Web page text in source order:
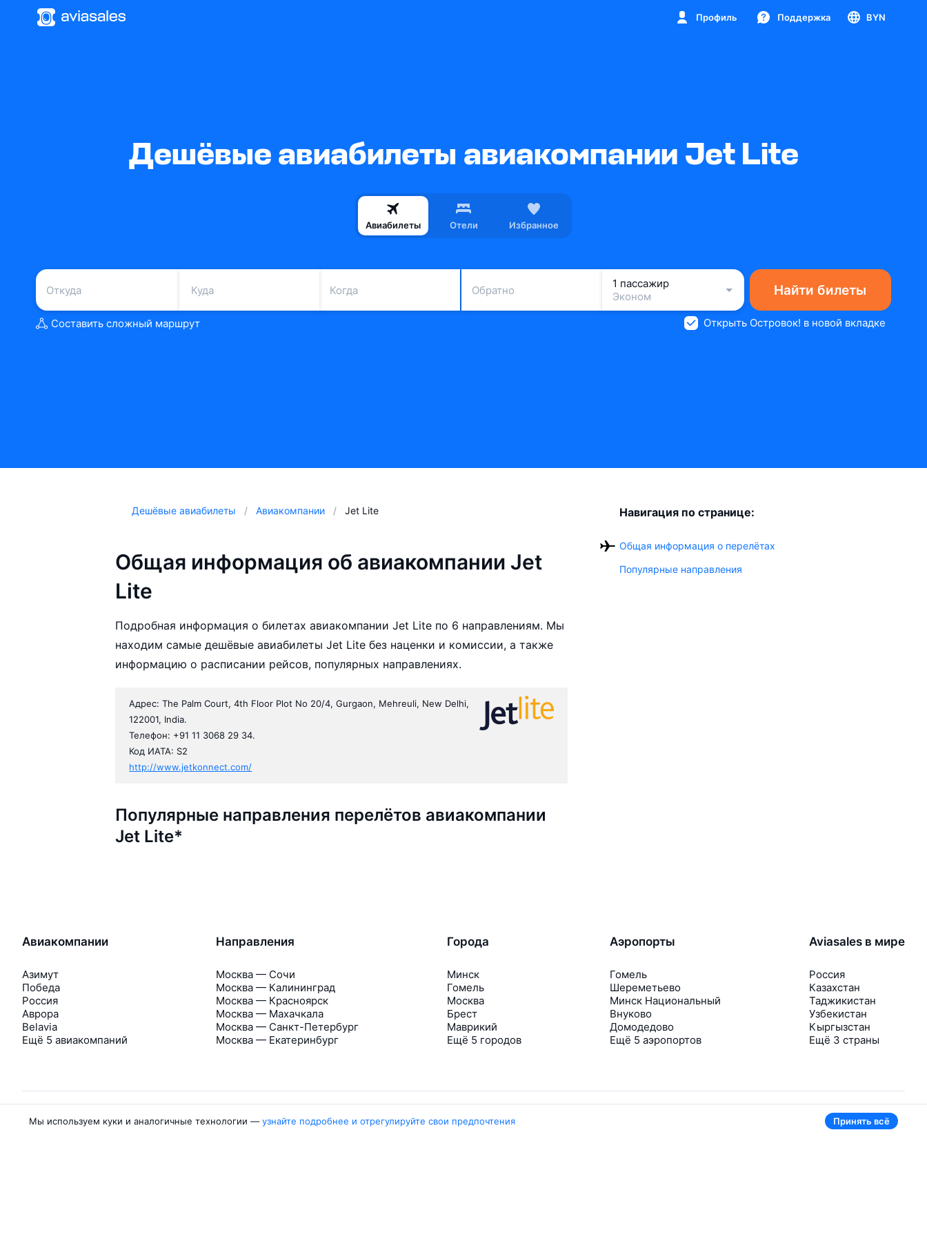
Профиль Поддержка BYN
Дешёвые авиабилеты авиакомпании Jet Lite
Авиабилеты Отели Избранное
Когда Обратно
1 пассажир
Эконом
Найти билеты
Составить сложный маршрут Открыть Островок! в новой вкладке
Дешёвые авиабилеты Авиакомпании Jet Lite
Общая информация об авиакомпании Jet
Lite
Подробная информация о билетах авиакомпании Jet Lite по 6 направлениям. Мы
находим самые дешёвые авиабилеты Jet Lite без наценки и комиссии, а также
информацию о расписании рейсов, популярных направлениях.
Адрес: The Palm Court, 4th Floor Plot No 20/4, Gurgaon, Mehreuli, New Delhi,
122001, India.
Телефон: +91 11 3068 29 34.
Код ИАТА: S2
http://www.jetkonnect.com/
Популярные направления перелётов авиакомпании
Jet Lite*
Навигация по странице:
Общая информация о перелётах
Популярные направления
Авиакомпании
Азимут
Победа
Россия
Аврора
Belavia
Ещё 5 авиакомпаний
Направления
Москва — Сочи
Москва — Калининград
Москва — Красноярск
Москва — Махачкала
Москва — Санкт-Петербург
Москва — Екатеринбург
Города
Минск
Гомель
Москва
Брест
Маврикий
Ещё 5 городов
Аэропорты
Гомель
Шереметьево
Минск Национальный
Внуково
Домодедово
Ещё 5 аэропортов
Aviasales в мире
Россия
Казахстан
Таджикистан
Узбекистан
Кыргызстан
Ещё 3 страны
Мы используем куки и аналогичные технологии — узнайте подробнее и отрегулируйте свои предпочтения Принять всё